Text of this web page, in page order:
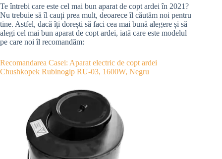
Te întrebi care este cel mai bun aparat de copt ardei în 2021?
Nu trebuie să îl cauți prea mult, deoarece îl căutăm noi pentru
tine. Astfel, dacă îți dorești să faci cea mai bună alegere și să
alegi cel mai bun aparat de copt ardei, iată care este modelul
pe care noi îl recomandăm:
Recomandarea Casei: Aparat electric de copt ardei
Chushkopek Rubinogip RU-03, 1600W, Negru